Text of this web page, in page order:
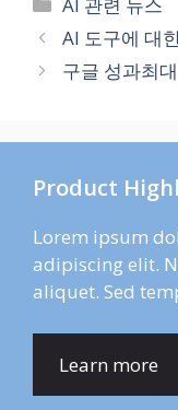
AI 도구에 대
구글 성과최
Product
Lorem ipsum
adipiscing elit.
aliquet. Sed
Learn more